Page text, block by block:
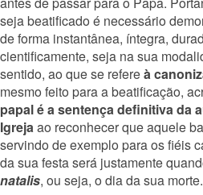
seja beatificado é necessário
de forma instantânea, íntegra,
cientificamente, seja na sua
sentido, ao que se refereà
mesmo feito para a beatificação,
papal é a sentença definitiva da
Igrejaao reconhecer que aquele
servindo de exemplo para os fiéis
da sua festa será justamente
natalis, ou seja, o dia da sua morte.